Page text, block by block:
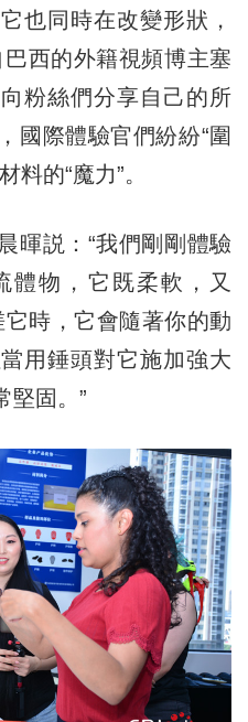
也同時在改變形狀，
西的外籍視頻博主塞
粉絲們分享自己的所
國際體驗官們紛紛“圍
料的“魔力”。
説：“我們剛剛體驗
體物，它既柔軟，又
它時，它會隨著你的動
用錘頭對它施加強大
堅固。”